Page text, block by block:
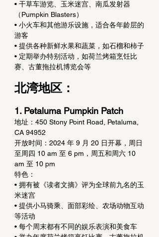
• 干草车游览、玉米迷宫、南瓜发射器
（Pumpkin Blasters）
• 小火车和其他游乐设施，适合各年龄层的
游客
• 提供各种新鲜水果和蔬菜，如石榴和柿子
• 定期举办特别活动，如荷兰烤箱烹饪比
赛、古董拖拉机博览会等
北湾地区：
1. Petaluma Pumpkin Patch
地址：450 Stony Point Road, Petaluma,
CA 94952
开放时间：2024 年 9 月 20 日开幕，周日
至周四 10 am 至 6 pm，周五和周六 10
am 至 10 pm
特色：
• 拥有被《读者文摘》评为全球前九名的玉
米迷宫
• 提供小马骑乘、面部彩绘、农场动物互动
等活动
• 每个周末都有不同的娱乐表演和美食车